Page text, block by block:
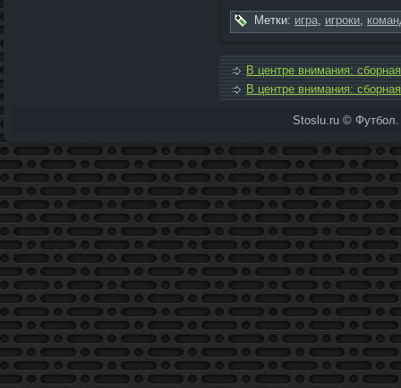
Метки: игра, игроки,
В центре внимания:
В центре внимания:
Stoslu.ru © Футбол.